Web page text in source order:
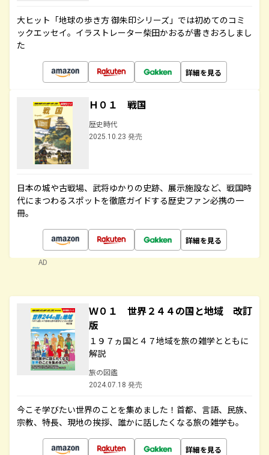
大ヒット「地球の歩き方 御朱印シリーズ」では初めてのコミ
ックエッセイ。イラストレーター柴田かおるが書きおろしまし
た
詳細を見る
Ｈ０１ 戦国
歴史時代
2025.10.23 発売
日本の城や古戦場、武将ゆかりの史跡、展示施設など、戦国時
代にまつわるスポットを徹底ガイドする歴史ファン必携の一
冊。
詳細を見る
AD
Ｗ０１ 世界２４４の国と地域 改訂
版
１９７ヵ国と４７地域を旅の雑学とともに
解説
旅の図鑑
2024.07.18 発売
今こそ学びたい世界のことを集めました！首都、言語、民族、
宗教、特長、現地の挨拶、誰かに話したくなる旅の雑学も。
詳細を見る